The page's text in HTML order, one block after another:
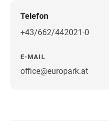
Telefon
+43/662/442021-0
E-MAIL
office@europark.at